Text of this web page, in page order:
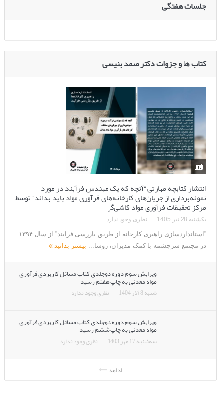
جلسات هفتگی
کتاب ها و جزوات دکتر صمد بنیسی
انتشار کتابچه مهارتی “آنچه که یک مهندس فرآیند در مورد
نمونه‌برداری از جریان‌های کارخانه‌های فرآوری مواد باید بداند” توسط
مرکز تحقیقات فرآوری مواد کاشی‌گر
یکشنبه 28 تیر 1405 نظری وجود ندارد
”استانداردسازی راهبری کارخانه از طریق بازرسی فرایند” از سال ۱۳۹۴
در مجتمع سرچشمه با کمک مدیران، روسا... بیشتر بدانید
ویرایش سوم دوره دوجلدی کتاب مسائل کاربردی فرآوری
مواد معدنی به چاپ هفتم رسید
شنبه 8 آذر 1404 نظری وجود ندارد
ویرایش سوم دوره دوجلدی کتاب مسائل کاربردی فرآوری
مواد معدنی به چاپ ششم رسید
سه‌شنبه 17 مهر 1403 نظری وجود ندارد
ادامه